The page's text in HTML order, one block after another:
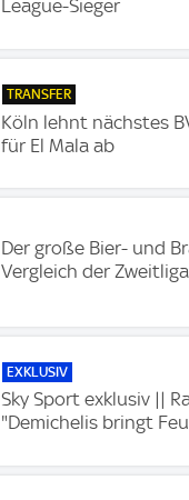
League-Sieger
TRANSFER
Köln lehnt nächstes
für El Mala ab
Der große Bier- und
Vergleich der
EXKLUSIV
Sky Sport exklusiv ||
"Demichelis bringt